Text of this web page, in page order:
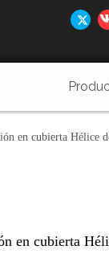
en cubierta Hélice
en cubierta